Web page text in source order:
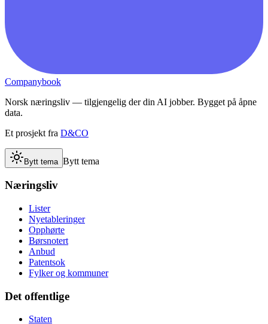
Companybook
Norsk næringsliv — tilgjengelig der din AI jobber. Bygget på åpne
data.
Et prosjekt fra D&CO
Bytt tema Bytt tema
Næringsliv
Lister
Nyetableringer
Opphørte
Børsnotert
Anbud
Patentsok
Fylker og kommuner
Det offentlige
Staten